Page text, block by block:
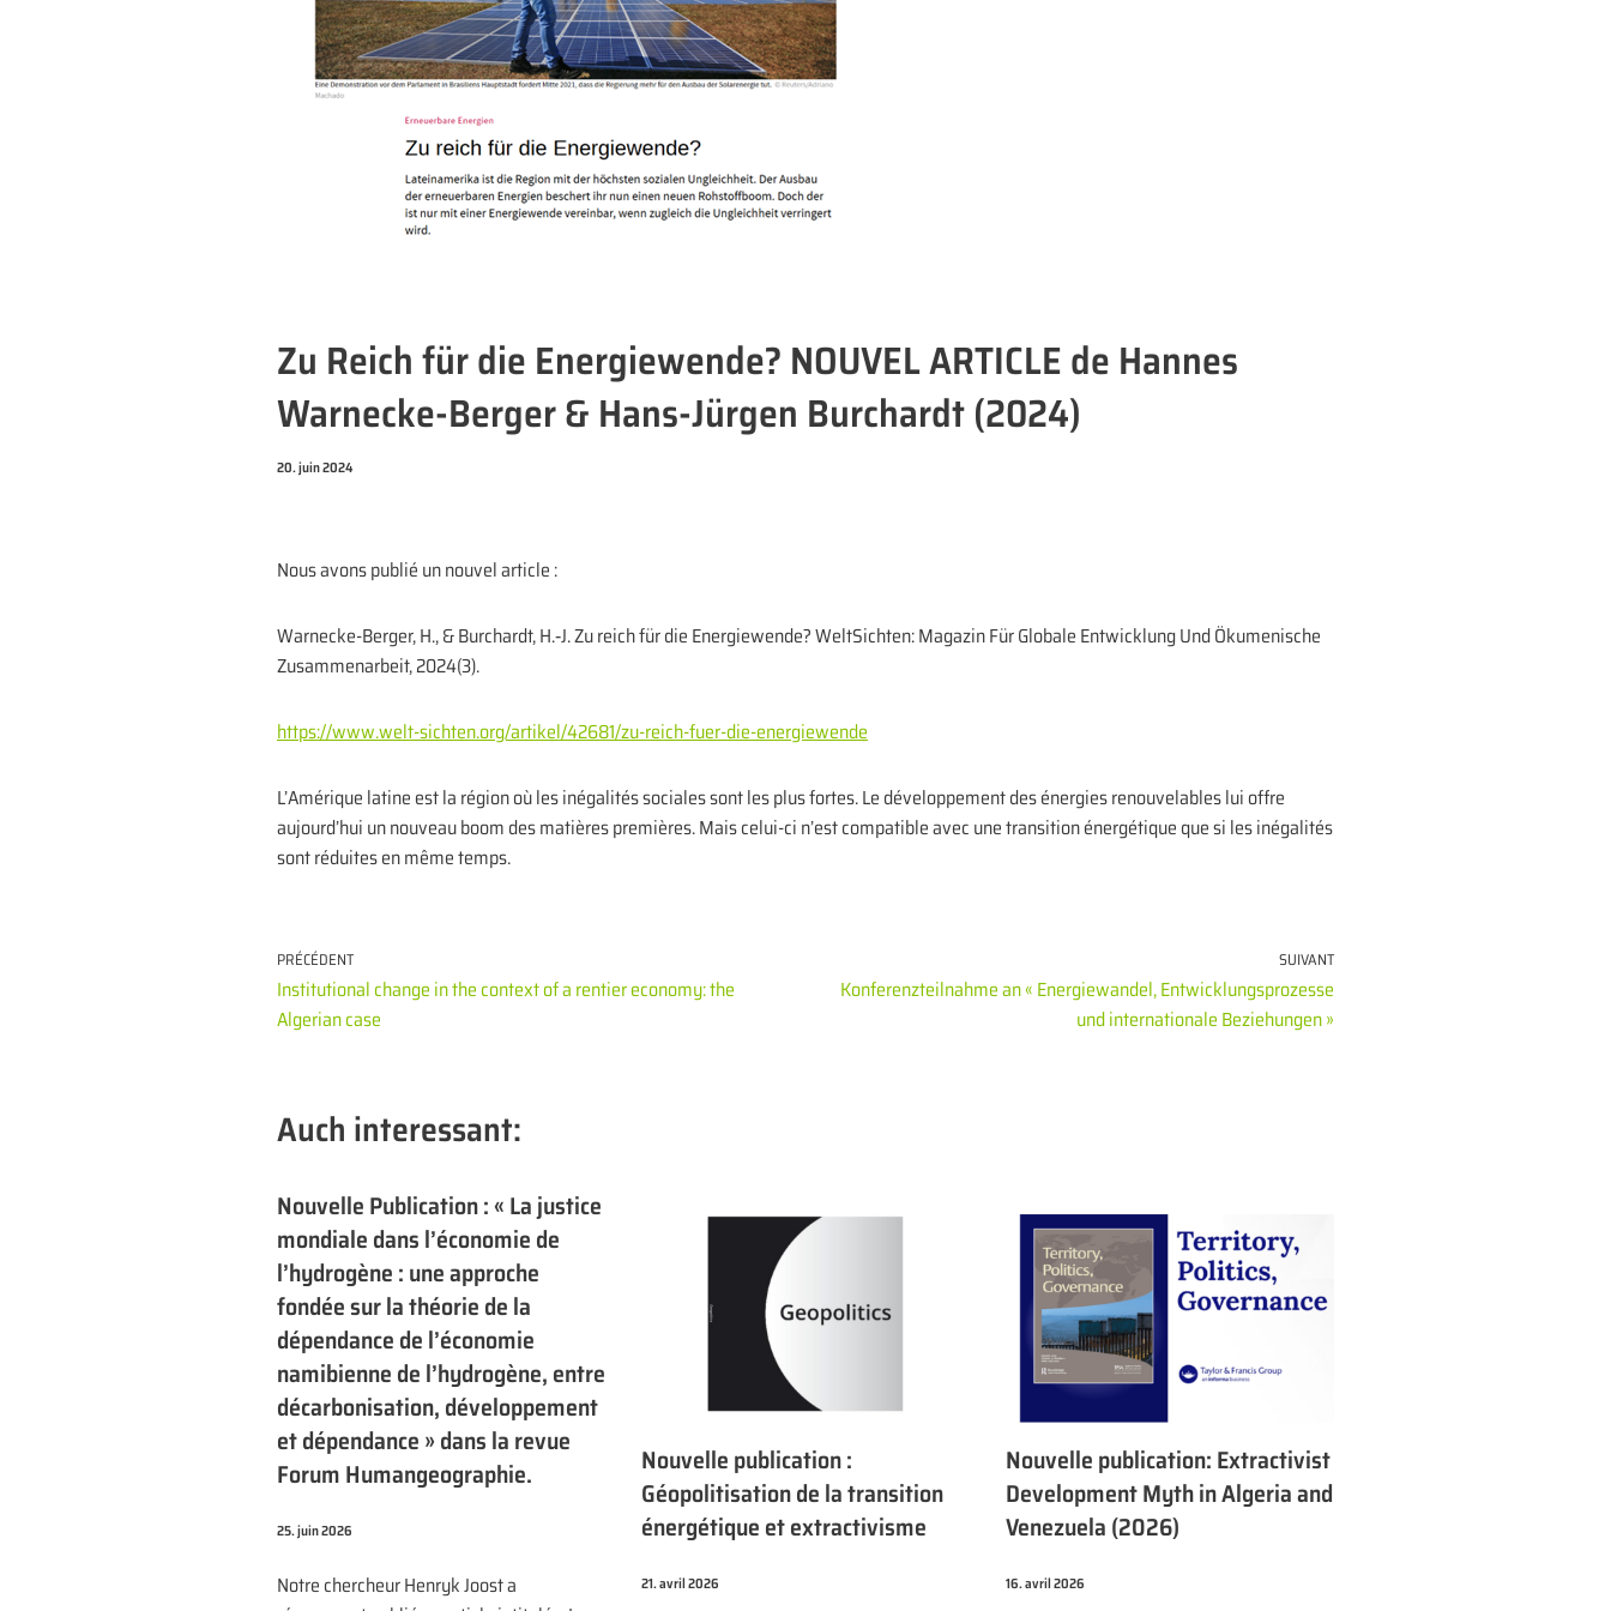
Zu Reich für die Energiewende? NOUVEL ARTICLE de Hannes
Warnecke-Berger & Hans-Jürgen Burchardt (2024)
20. juin 2024
Nous avons publié un nouvel article :
Warnecke-Berger, H., & Burchardt, H.‑J. Zu reich für die Energiewende? WeltSichten: Magazin Für Globale Entwicklung Und Ökumenische
Zusammenarbeit, 2024(3).
https://www.welt-sichten.org/artikel/42681/zu-reich-fuer-die-energiewende
L’Amérique latine est la région où les inégalités sociales sont les plus fortes. Le développement des énergies renouvelables lui offre
aujourd’hui un nouveau boom des matières premières. Mais celui-ci n’est compatible avec une transition énergétique que si les inégalités
sont réduites en même temps.
PRÉCÉDENT
Institutional change in the context of a rentier economy: the
Algerian case
SUIVANT
Konferenzteilnahme an « Energiewandel, Entwicklungsprozesse
und internationale Beziehungen »
Auch interessant:
Nouvelle Publication : « La justice
mondiale dans l’économie de
l’hydrogène : une approche
fondée sur la théorie de la
dépendance de l’économie
namibienne de l’hydrogène, entre
décarbonisation, développement
et dépendance » dans la revue
Forum Humangeographie.
25. juin 2026
Notre chercheur Henryk Joost a
Nouvelle publication :
Géopolitisation de la transition
énergétique et extractivisme
21. avril 2026
Nouvelle publication: Extractivist
Development Myth in Algeria and
Venezuela (2026)
16. avril 2026